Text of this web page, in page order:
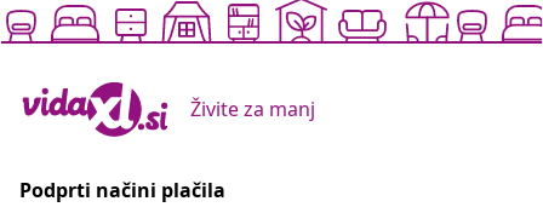
Živite za manj
Podprti načini plačila